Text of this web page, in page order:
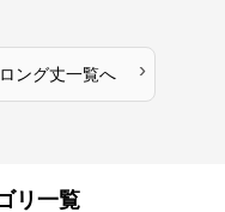
ング丈一覧へ ›
リ一覧